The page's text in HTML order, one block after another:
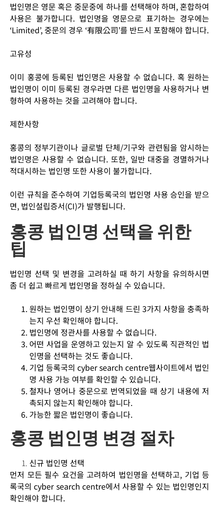
법인명은 영문 혹은 중문중에 하나를 선택해야 하며, 혼합하여
사용은 불가합니다. 법인명을 영문으로 표기하는 경우에는
‘Limited’, 중문의 경우 ‘有限公司’를 반드시 포함해야 합니다.
고유성
이미 홍콩에 등록된 법인명은 사용할 수 없습니다. 혹 원하는
법인명이 이미 등록된 경우라면 다른 법인명을 사용하거나 변
형하여 사용하는 것을 고려해야 합니다.
제한사항
홍콩의 정부기관이나 글로벌 단체/기구와 관련됨을 암시하는
법인명은 사용할 수 없습니다. 또한, 일반 대중을 경멸하거나
적대시하는 법인명 또한 사용이 불가합니다.
이런 규칙을 준수하여 기업등록국의 법인명 사용 승인을 받으
면, 법인설립증서(CI)가 발행됩니다.
홍콩 법인명 선택을 위한
팁
법인명 선택 및 변경을 고려하실 때 하기 사항을 유의하시면
좀 더 쉽고 빠르게 법인명을 정하실 수 있습니다.
원하는 법인명이 상기 안내해 드린 3가지 사항을 충족하
는지 우선 확인해야 합니다.
법인명에 정관사를 사용할 수 없습니다.
어떤 사업을 운영하고 있는지 알 수 있도록 직관적인 법
인명을 선택하는 것도 좋습니다.
기업 등록국의 cyber search centre웹사이트에서 법인
명 사용 가능 여부를 확인할 수 있습니다.
철자나 영어나 중문으로 번역되었을 때 상기 내용에 저
촉되지 않는지 확인해야 합니다.
가능한 짧은 법인명이 좋습니다.
홍콩 법인명 변경 절차
신규 법인명 선택
먼저 모든 필수 요건을 고려하여 법인명을 선택하고, 기업 등
록국의 cyber search centre에서 사용할 수 있는 법인명인지
확인해야 합니다.